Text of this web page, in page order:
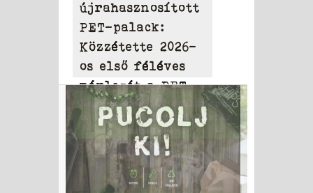
újrahasznosított
PET-palack:
Közzétette 2026-
os első féléves
mérlegét a PET
to PET